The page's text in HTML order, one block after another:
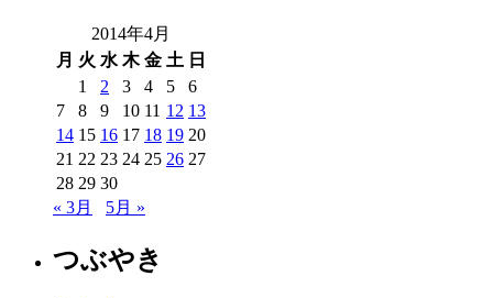
2014年4月
月 火 水 木 金 土 日
1
2 3 4 5
6
7
8 9 10 11 12 13
14 15 16 17 18 19 20
21 22 23 24 25 26 27
28 29 30
« 3月
5月 »
つぶやき